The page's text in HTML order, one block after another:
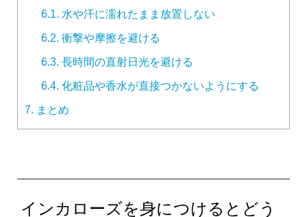
6.1. 水や汗に濡れたまま放置しない
6.2. 衝撃や摩擦を避ける
6.3. 長時間の直射日光を避ける
6.4. 化粧品や香水が直接つかないようにする
7. まとめ
インカローズを身につけるとどう